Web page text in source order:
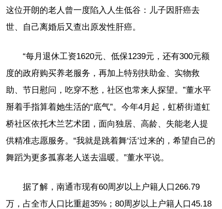
这位开朗的老人曾一度陷入人生低谷：儿子因肝癌去
世、自己离婚后又查出原发性肝癌。
“每月退休工资1620元、低保1239元，还有300元额
度的政府购买养老服务，再加上特别扶助金、实物救
助、节日慰问，吃穿不愁，社区也常来人探望。”董水平
掰着手指算着她生活的“底气”。今年4月起，虹桥街道虹
桥社区依托木兰艺术团，面向独居、高龄、失能老人提
供精准志愿服务。“我就是跳着舞‘活’过来的，希望自己的
舞蹈为更多孤寡老人送去温暖。”董水平说。
据了解，南通市现有60周岁以上户籍人口266.79
万，占全市人口比重超35%；80周岁以上户籍人口45.18